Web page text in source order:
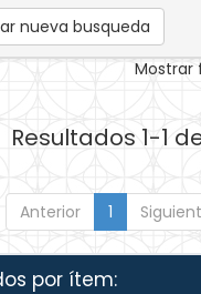
nueva busqueda
Mostrar
Resultados 1-1
Anterior 1
por ítem: